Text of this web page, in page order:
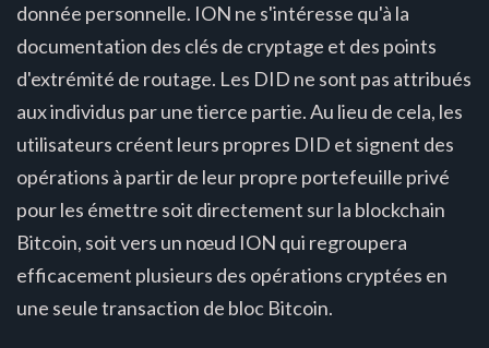
donnée personnelle. ION ne s'intéresse qu'à la
documentation des clés de cryptage et des points
d'extrémité de routage. Les DID ne sont pas attribués
aux individus par une tierce partie. Au lieu de cela, les
utilisateurs créent leurs propres DID et signent des
opérations à partir de leur propre portefeuille privé
pour les émettre soit directement sur la blockchain
Bitcoin, soit vers un nœud ION qui regroupera
efficacement plusieurs des opérations cryptées en
une seule transaction de bloc Bitcoin.